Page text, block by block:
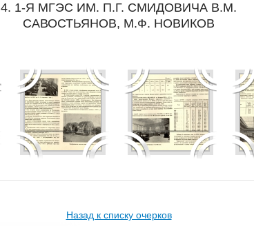
4. 1-Я МГЭС ИМ. П.Г. СМИДОВИЧА В.М.
САВОСТЬЯНОВ, М.Ф. НОВИКОВ
Назад к списку очерков